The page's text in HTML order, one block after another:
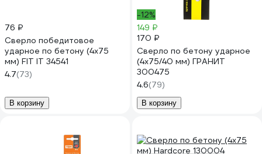
76 ₽
Сверло победитовое
ударное по бетону (4х75
мм) FIT IT 34541
4.7(73)
В корзину
-12%
149 ₽
170 ₽
Сверло по бетону ударное
(4х75/40 мм) ГРАНИТ
300475
4.6(79)
В корзину